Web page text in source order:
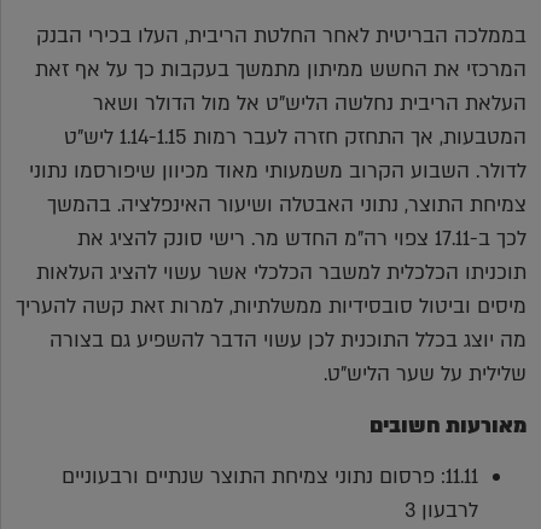
בממלכה הבריטית לאחר החלטת הריבית, העלו בכירי הבנק
המרכזי את החשש ממיתון מתמשך בעקבות כך על אף זאת
העלאת הריבית נחלשה הליש"ט אל מול הדולר ושאר
המטבעות, אך התחזק חזרה לעבר רמות 1.14-1.15 ליש"ט
לדולר. השבוע הקרוב משמעותי מאוד מכיוון שיפורסמו נתוני
צמיחת התוצר, נתוני האבטלה ושיעור האינפלציה. בהמשך
לכך ב-17.11 צפוי רה"מ החדש מר. רישי סונק להציג את
תוכניתו הכלכלית למשבר הכלכלי אשר עשוי להציג העלאות
מיסים וביטול סובסידיות ממשלתיות, למרות זאת קשה להעריך
מה יוצג בכלל התוכנית לכן עשוי הדבר להשפיע גם בצורה
שלילית על שער הליש"ט.
מאורעות חשובים
11.11: פרסום נתוני צמיחת התוצר שנתיים ורבעוניים
לרבעון 3